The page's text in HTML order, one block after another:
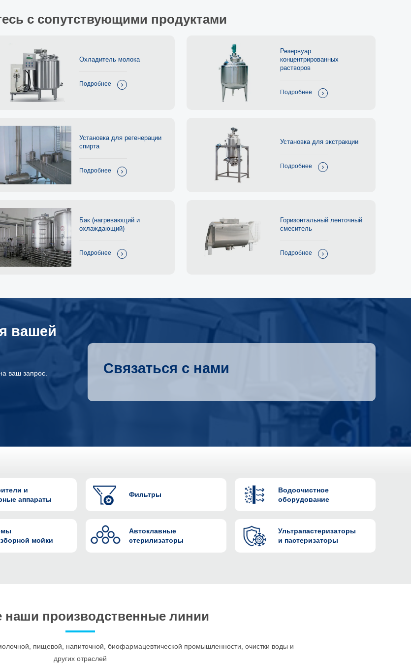
с сопутствующими продуктами
Охладитель молока
Подробнее
Резервуар
концентрированных
растворов
Подробнее
Установка для регенерации
спирта
Подробнее
Установка для экстракции
Подробнее
Бак (нагревающий и
охлаждающий)
Подробнее
Горизонтальный ленточный
смеситель
Подробнее
вашей
ваш запрос. Связаться с нами
и
аппараты
Фильтры
Водоочистное
оборудование
мойки
Автоклавные
стерилизаторы
Ультрапастеризаторы
и пастеризаторы
наши производственные линии
пищевой, напиточной, биофармацевтической промышленности, очистки воды и
других отраслей